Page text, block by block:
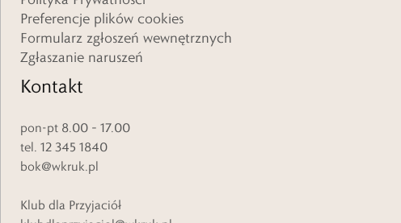
Preferencje plików cookies
Formularz zgłoszeń wewnętrznych
Zgłaszanie naruszeń
Kontakt
pon-pt 8.00 – 17.00
tel. 12 345 1840
bok@wkruk.pl
Klub dla Przyjaciół